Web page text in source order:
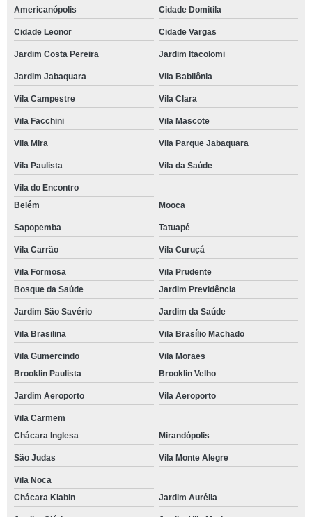
Americanópolis
Cidade Domitila
Cidade Leonor Cidade Vargas
Jardim Costa Pereira Jardim Itacolomi
Jardim Jabaquara Vila Babilônia
Vila Campestre Vila Clara
Vila Facchini Vila Mascote
Vila Mira Vila Parque Jabaquara
Vila Paulista Vila da Saúde
Vila do Encontro
Belém
Mooca
Sapopemba Tatuapé
Vila Carrão Vila Curuçá
Vila Formosa
Vila Prudente
Bosque da Saúde
Jardim Previdência
Jardim São Savério Jardim da Saúde
Vila Brasilina Vila Brasílio Machado
Vila Gumercindo
Vila Moraes
Brooklin Paulista
Brooklin Velho
Jardim Aeroporto Vila Aeroporto
Vila Carmem
Chácara Inglesa
Mirandópolis
São Judas Vila Monte Alegre
Vila Noca
Chácara Klabin
Jardim Aurélia